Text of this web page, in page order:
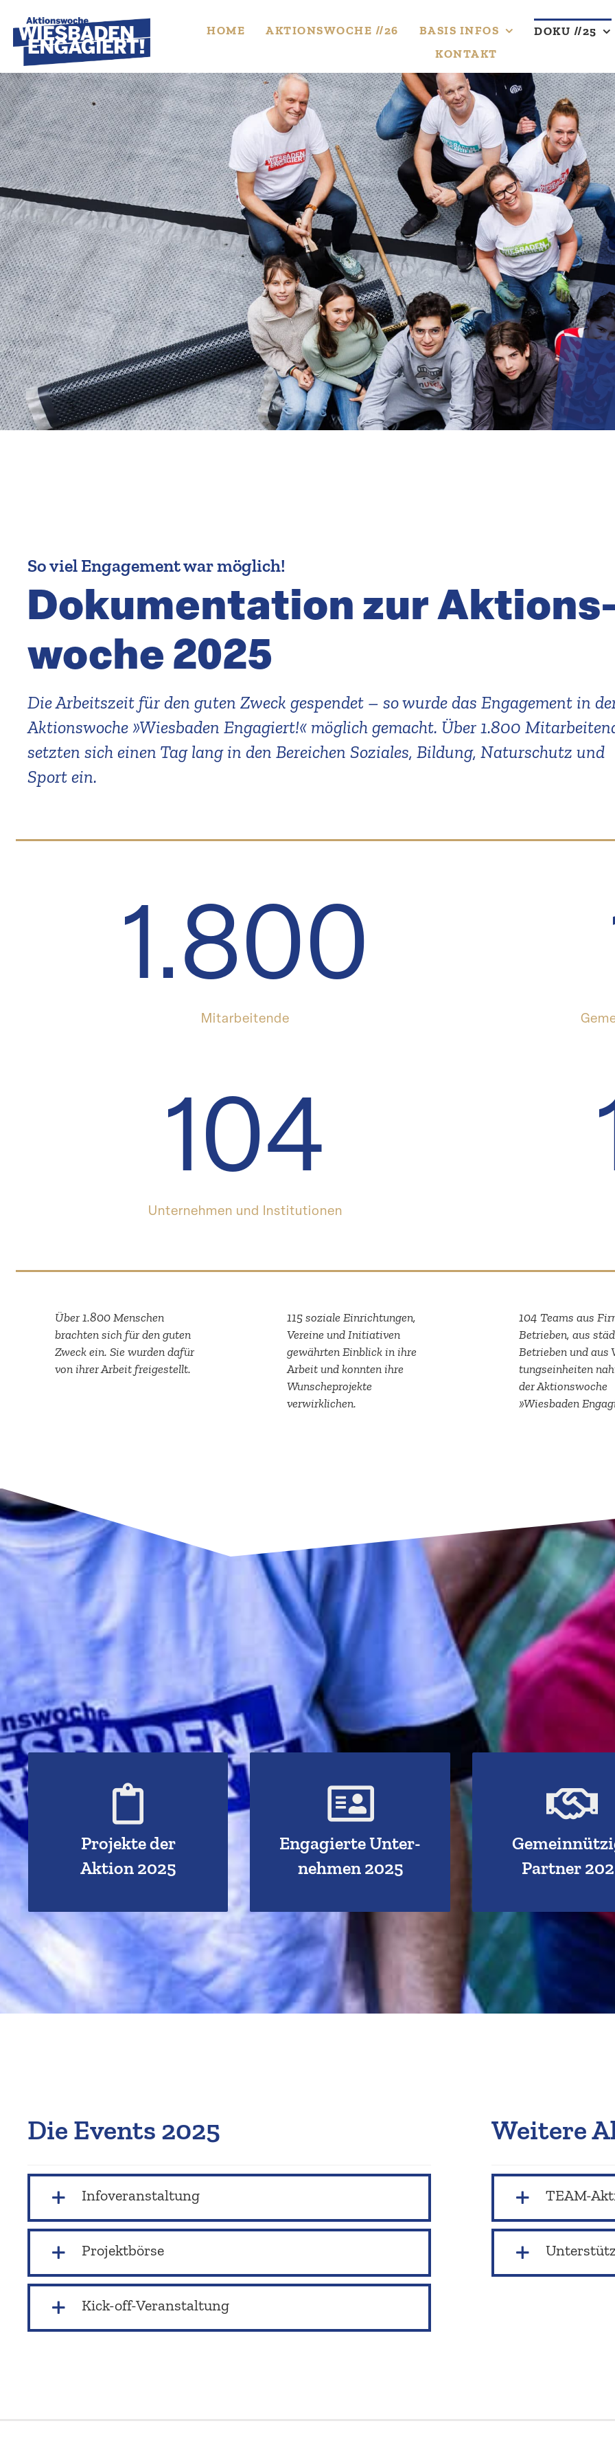
to
content
HOME AKTIONS­WOCHE //26 BASIS INFOS DOKU //25
KONTAKT
So viel Engagement war möglich!
Dokumen­tation zur
woche 2025
Die Arbeitszeit für den guten Zweck gespendet – so wurde das Engagement in
Aktions­woche »Wiesbaden Engagiert!« möglich gemacht. Über 1.800
setzten sich einen Tag lang in den Bereichen Soziales, Bildung, Natur­schutz und
Sport ein.
1.800
Mitar­bei­tende
104
Unter­nehmen und Institutionen
Über 1.800 Menschen
brachten sich für den guten
Zweck ein. Sie wurden dafür
von ihrer Arbeit freigestellt.
115 soziale Einrich­tungen,
Vereine und Initia­tiven
gewährten Einblick in ihre
Arbeit und konnten ihre
Wunsche­pro­jekte
verwirklichen.
104 Teams aus
Betrieben, aus
Betrieben und aus
tungs­ein­heiten
der Aktions­woche
»Wiesbaden
Projekte der
Aktion 2025
Zur Übersicht aller
Projekte
Hier klicken!
Engagierte Unter­
nehmen 2025
Zur Übersicht der
engagierten
Unternehmen
Hier klicken!
Partner
Zu den
Hier klicken!
Die Events 2025
Infover­an­staltung
Projekt­börse
Kick-off-Veranstaltung
Weitere
TEAM-